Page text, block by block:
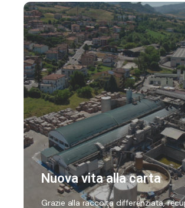
Nuova vita alla carta
Grazie alla raccolta differenziata,